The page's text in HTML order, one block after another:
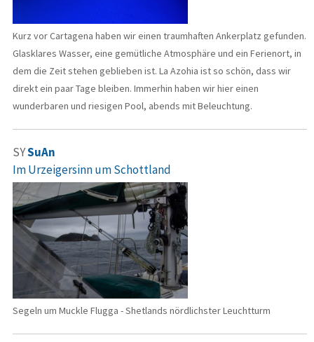
Kurz vor Cartagena haben wir einen traumhaften Ankerplatz gefunden.
Glasklares Wasser, eine gemütliche Atmosphäre und ein Ferienort, in
dem die Zeit stehen geblieben ist. La Azohia ist so schön, dass wir
direkt ein paar Tage bleiben. Immerhin haben wir hier einen
wunderbaren und riesigen Pool, abends mit Beleuchtung.
SYSuAn
Im Urzeigersinn um Schottland
Segeln um Muckle Flugga - Shetlands nördlichster Leuchtturm